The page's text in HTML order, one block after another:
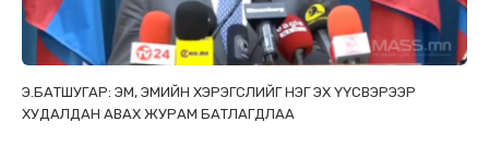
Э.БАТШУГАР: ЭМ, ЭМИЙН ХЭРЭГСЛИЙГ НЭГ ЭХ ҮҮСВЭРЭЭР
ХУДАЛДАН АВАХ ЖУРАМ БАТЛАГДЛАА